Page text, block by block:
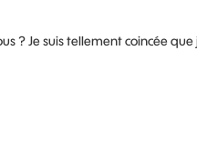
? Je suis tellement coincée